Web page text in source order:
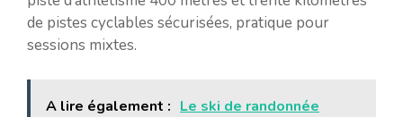
de pistes cyclables sécurisées, pratique pour
sessions mixtes.
A lire également : Le ski de randonnée